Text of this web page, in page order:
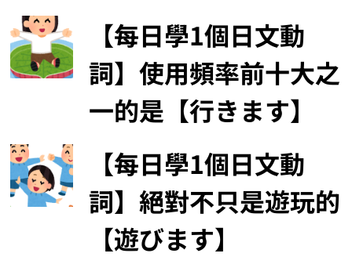
【每日學1個日文動
詞】使用頻率前十大之
一的是【行きます】
【每日學1個日文動
詞】絕對不只是遊玩的
【遊びます】